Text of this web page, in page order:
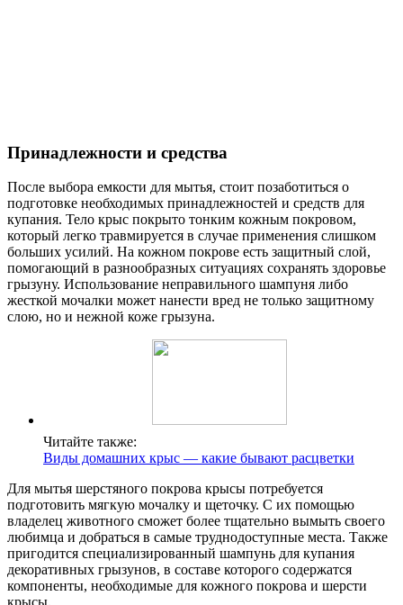
Принадлежности и средства
После выбора емкости для мытья, стоит позаботиться о
подготовке необходимых принадлежностей и средств для
купания. Тело крыс покрыто тонким кожным покровом,
который легко травмируется в случае применения слишком
больших усилий. На кожном покрове есть защитный слой,
помогающий в разнообразных ситуациях сохранять здоровье
грызуну. Использование неправильного шампуня либо
жесткой мочалки может нанести вред не только защитному
слою, но и нежной коже грызуна.
Читайте также:
Виды домашних крыс — какие бывают расцветки
Для мытья шерстяного покрова крысы потребуется
подготовить мягкую мочалку и щеточку. С их помощью
владелец животного сможет более тщательно вымыть своего
любимца и добраться в самые труднодоступные места. Также
пригодится специализированный шампунь для купания
декоративных грызунов, в составе которого содержатся
компоненты, необходимые для кожного покрова и шерсти